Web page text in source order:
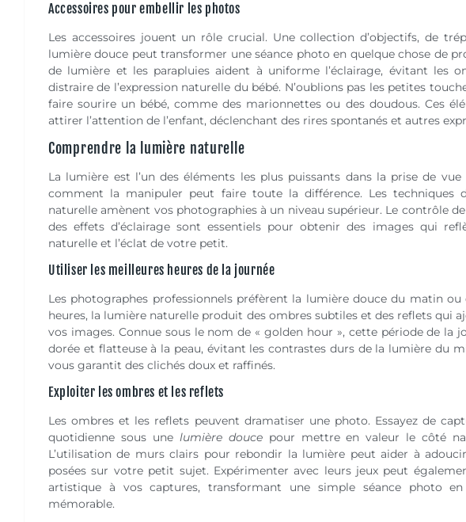
Accessoires pour embellir les photos
Les accessoires jouent un rôle crucial. Une collection d’objectifs, de
lumière douce peut transformer une séance photo en quelque chose de
de lumière et les parapluies aident à uniforme l’éclairage, évitant les
distraire de l’expression naturelle du bébé. N’oublions pas les petites
faire sourire un bébé, comme des marionnettes ou des doudous. Ces
attirer l’attention de l’enfant, déclenchant des rires spontanés et autres
Comprendre la lumière naturelle
La lumière est l’un des éléments les plus puissants dans la prise de vue
comment la manipuler peut faire toute la différence. Les techniques
naturelle amènent vos photographies à un niveau supérieur. Le contrôle
des effets d’éclairage sont essentiels pour obtenir des images qui
naturelle et l’éclat de votre petit.
Utiliser les meilleures heures de la journée
Les photographes professionnels préfèrent la lumière douce du matin ou
heures, la lumière naturelle produit des ombres subtiles et des reflets qui
vos images. Connue sous le nom de « golden hour », cette période de la
dorée et flatteuse à la peau, évitant les contrastes durs de la lumière du
vous garantit des clichés doux et raffinés.
Exploiter les ombres et les reflets
Les ombres et les reflets peuvent dramatiser une photo. Essayez de
quotidienne sous une lumière doucepour mettre en valeur le côté
L’utilisation de murs clairs pour rebondir la lumière peut aider à
posées sur votre petit sujet. Expérimenter avec leurs jeux peut
artistique à vos captures, transformant une simple séance photo en
mémorable.